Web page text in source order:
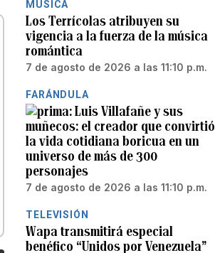
MÚSICA
Los Terrícolas atribuyen su
vigencia a la fuerza de la música
romántica
7 de agosto de 2026 a las 11:10 p.m.
FARÁNDULA
Luis Villafañe y sus
muñecos: el creador que convirtió
la vida cotidiana boricua en un
universo de más de 300
personajes
7 de agosto de 2026 a las 11:10 p.m.
TELEVISIÓN
Wapa transmitirá especial
benéfico “Unidos por Venezuela”